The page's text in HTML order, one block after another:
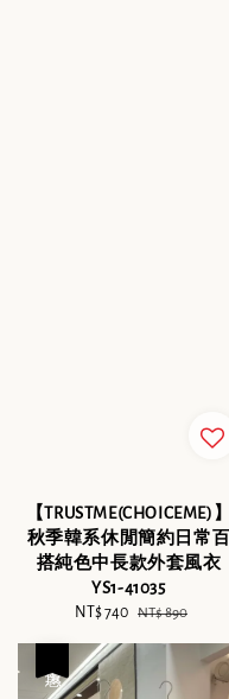
【TRUSTME(CHOICEME)】
秋季韓系休閒簡約日常百
搭純色中長款外套風衣
YS1-41035
Sale
NT$ 740 Regular
NT$ 890